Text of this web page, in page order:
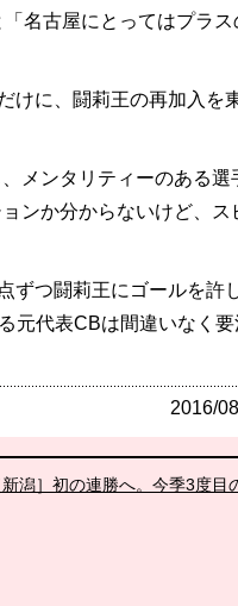
名古屋にとってはプラス
けに、闘莉王の再加入を
メンタリティーのある選
ンか分からないけど、ス
ずつ闘莉王にゴールを許
元代表CBは間違いなく
2016/
新潟］初の連勝へ。今季3度目